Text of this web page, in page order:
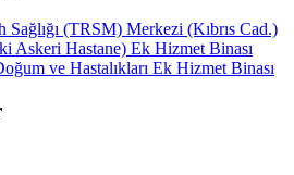
(TRSM) Merkezi (Kıbrıs Cad.)
Askeri Hastane) Ek Hizmet Binası
ve Hastalıkları Ek Hizmet Binası